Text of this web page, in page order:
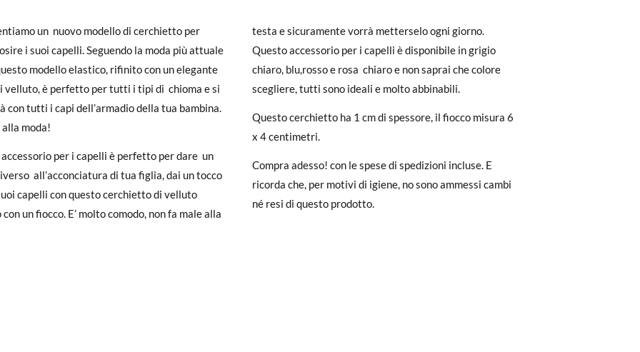
un nuovo modello di cerchietto per
i suoi capelli. Seguendo la moda più attuale
modello elastico, rifinito con un elegante
velluto, è perfetto per tutti i tipi di chioma e si
con tutti i capi dell’armadio della tua bambina.
moda!
per i capelli è perfetto per dare un
all’acconciatura di tua figlia, dai un tocco
capelli con questo cerchietto di velluto
un fiocco. E’ molto comodo, non fa male alla
testa e sicuramente vorrà metterselo ogni giorno.
Questo accessorio per i capelli è disponibile in grigio
chiaro, blu,rosso e rosa chiaro e non saprai che colore
scegliere, tutti sono ideali e molto abbinabili.
Questo cerchietto ha 1 cm di spessore, il fiocco misura 6
x 4 centimetri.
Compra adesso! con le spese di spedizioni incluse. E
ricorda che, per motivi di igiene, no sono ammessi cambi
né resi di questo prodotto.
da 4 a 5 giorni lavorativi per arrivare tramite corriere. Ti preghiamo di notare che l'ordine deve essere
prima delle 15:00, altrimenti verrà spedito il giorno successivo.
arrivano e non sono esattamente quello che cercavi, puoi richiedere facilmente un reso gratuito.
account, ti basta accedere per avviare la procedura. Se hai effettuato il pagamento come ospite, visita la
inviata automaticamente alla tua casella di posta.
un articolo, ti preghiamo di restituire il paio originale utilizzando l'etichetta fornita presso qualsiasi